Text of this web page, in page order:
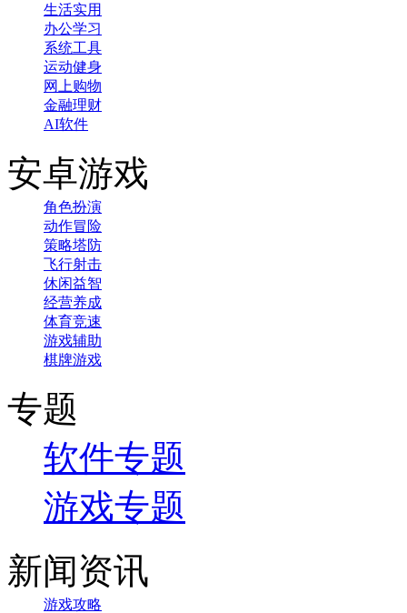
生活实用
办公学习
系统工具
运动健身
网上购物
金融理财
AI软件
安卓游戏
角色扮演
动作冒险
策略塔防
飞行射击
休闲益智
经营养成
体育竞速
游戏辅助
棋牌游戏
专题
软件专题
游戏专题
新闻资讯
游戏攻略